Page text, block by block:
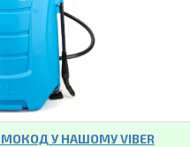
У НАШОМУ VIBER